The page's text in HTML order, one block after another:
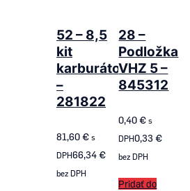
52 – 8,5
kit
karburátora
–
281822
81,60€ s
DPH66,34€
bez DPH
28 –
Podložka
VHZ 5 –
845312
0,40€ s
DPH0,33€
bez DPH
Pridať do